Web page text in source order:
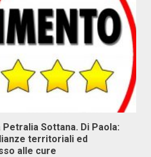
Sottana. Di Paola:
territoriali ed
alle cure